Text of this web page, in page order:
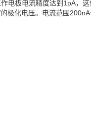
电极电流精度达到1pA，
极化电压。电流范围